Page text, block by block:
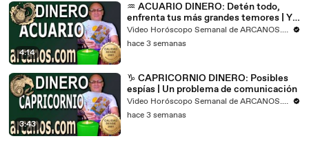
4:14
♒ ACUARIO DINERO: Detén todo,
enfrenta tus más grandes temores | Ya
estuvo bueno
Video Horóscopo Semanal de ARCANOS.COM
hace 3 semanas
3:43
♑ CAPRICORNIO DINERO: Posibles
espías | Un problema de comunicación
Video Horóscopo Semanal de ARCANOS.COM
hace 3 semanas